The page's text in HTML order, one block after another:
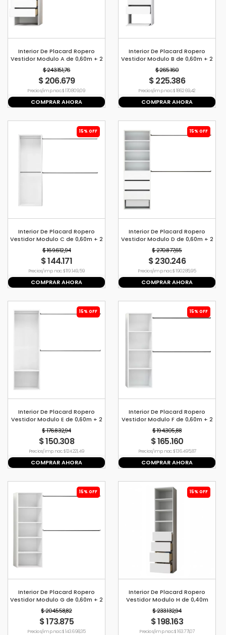
Interior De Placard Ropero
Vestidor Modulo A de 0,60m + 2
Barrales de 1,2mt
$ 243.151,76
$ 206.679
Precio s/imp. nac. $ 170.809,09
COMPRAR AHORA
Interior De Placard Ropero
Vestidor Modulo B de 0,60m + 2
Barrales de 1,2mt
$ 265.160
$ 225.386
Precio s/imp. nac. $ 186.269,42
COMPRAR AHORA
15% OFF
Interior De Placard Ropero
Vestidor Modulo C de 0,60m + 2
Barrales de 1,2mt
$ 169.612,94
$ 144.171
Precio s/imp. nac. $ 119.149,59
COMPRAR AHORA
15% OFF
Interior De Placard Ropero
Vestidor Modulo D de 0,60m + 2
Barrales de 1,2mt
$ 270.877,65
$ 230.246
Precio s/imp. nac. $ 190.285,95
COMPRAR AHORA
15% OFF
Interior De Placard Ropero
Vestidor Modulo E de 0,60m + 2
Barrales de 1,2mt
$ 176.832,94
$ 150.308
Precio s/imp. nac. $ 124.221,49
COMPRAR AHORA
15% OFF
Interior De Placard Ropero
Vestidor Modulo F de 0,60m + 2
Barrales de 1,2mt
$ 194.305,88
$ 165.160
Precio s/imp. nac. $ 136.495,87
COMPRAR AHORA
15% OFF
Interior De Placard Ropero
Vestidor Modulo G de 0,60m + 2
Barrales de 1,2mt
$ 204.558,82
$ 173.875
Precio s/imp. nac. $ 143.698,35
15% OFF
Interior De Placard Ropero
Vestidor Modulo H de 0,40m
$ 233.132,94
$ 198.163
Precio s/imp. nac. $ 163.771,07